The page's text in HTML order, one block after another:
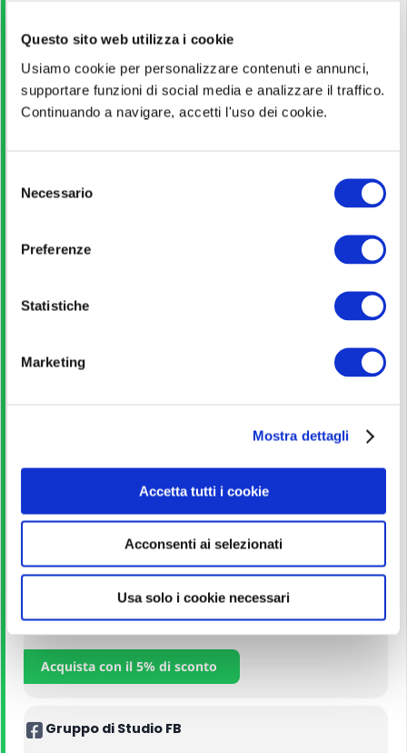
Questo sito web utilizza i cookie
Usiamo cookie per personalizzare contenuti e annunci,
supportare funzioni di social media e analizzare il traffico.
Continuando a navigare, accetti l'uso dei cookie.
Necessario
Preferenze
Statistiche
Marketing
Mostra dettagli
Accetta tutti i cookie
Acconsenti ai selezionati
Usa solo i cookie necessari
Titolo di Studio
Diploma
Scopri di più!
Bando di concorso
Scarica
Guida allo studio
Acquista con il 5% di sconto
Gruppo di Studio FB